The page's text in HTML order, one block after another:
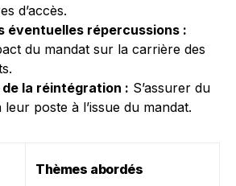
d’accès.
éventuelles répercussions :
du mandat sur la carrière des
la réintégration : S’assurer du
poste à l’issue du mandat.
Thèmes abordés